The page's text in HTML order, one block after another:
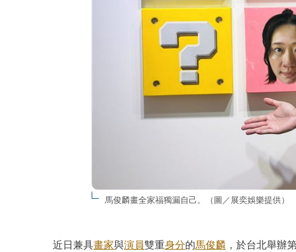
馬俊麟畫全家福獨漏自己。（圖／展奕娛樂提供）
近日兼具畫家與演員雙重身分的馬俊麟 ，於台北舉辦